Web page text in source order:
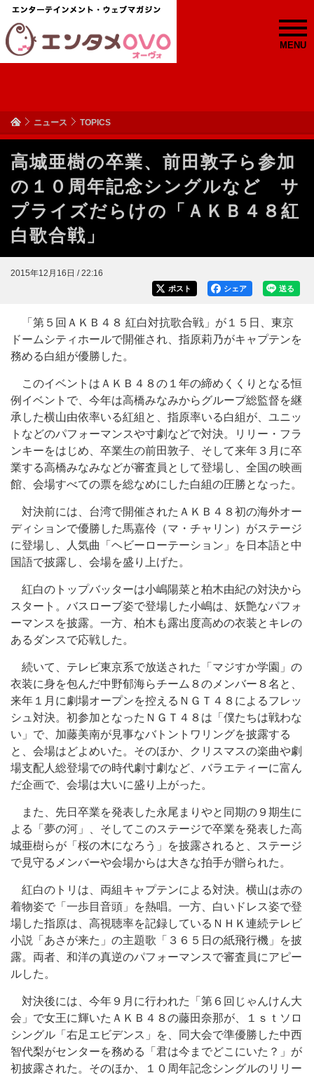
MENU
ニュース TOPICS
高城亜樹の卒業、前田敦子ら参加
の１０周年記念シングルなど サ
プライズだらけの「ＡＫＢ４８紅
白歌合戦」
2015年12月16日 / 22:16
送る
シェア
ポスト
「第５回ＡＫＢ４８ 紅白対抗歌合戦」が１５日、東京
ドームシティホールで開催され、指原莉乃がキャプテンを
務める白組が優勝した。
このイベントはＡＫＢ４８の１年の締めくくりとなる恒
例イベントで、今年は高橋みなみからグループ総監督を継
承した横山由依率いる紅組と、指原率いる白組が、ユニッ
トなどのパフォーマンスや寸劇などで対決。リリー・フラ
ンキーをはじめ、卒業生の前田敦子、そして来年３月に卒
業する高橋みなみなどが審査員として登場し、全国の映画
館、会場すべての票を総なめにした白組の圧勝となった。
対決前には、台湾で開催されたＡＫＢ４８初の海外オー
ディションで優勝した馬嘉伶（マ・チャリン）がステージ
に登場し、人気曲「ヘビーローテーション」を日本語と中
国語で披露し、会場を盛り上げた。
紅白のトップバッターは小嶋陽菜と柏木由紀の対決から
スタート。バスローブ姿で登場した小嶋は、妖艶なパフォ
ーマンスを披露。一方、柏木も露出度高めの衣装とキレの
あるダンスで応戦した。
続いて、テレビ東京系で放送された「マジすか学園」の
衣装に身を包んだ中野郁海らチーム８のメンバー８名と、
来年１月に劇場オープンを控えるＮＧＴ４８によるフレッ
シュ対決。初参加となったＮＧＴ４８は「僕たちは戦わな
い」で、加藤美南が見事なバトントワリングを披露する
と、会場はどよめいた。そのほか、クリスマスの楽曲や劇
場支配人総登場での時代劇寸劇など、バラエティーに富ん
だ企画で、会場は大いに盛り上がった。
また、先日卒業を発表した永尾まりやと同期の９期生に
よる「夢の河」、そしてこのステージで卒業を発表した高
城亜樹らが「桜の木になろう」を披露されると、ステージ
で見守るメンバーや会場からは大きな拍手が贈られた。
紅白のトリは、両組キャプテンによる対決。横山は赤の
着物姿で「一歩目音頭」を熱唱。一方、白いドレス姿で登
場した指原は、高視聴率を記録しているＮＨＫ連続テレビ
小説「あさが来た」の主題歌「３６５日の紙飛行機」を披
露。両者、和洋の真逆のパフォーマンスで審査員にアピー
ルした。
対決後には、今年９月に行われた「第６回じゃんけん大
会」で女王に輝いたＡＫＢ４８の藤田奈那が、１ｓｔソロ
シングル「右足エビデンス」を、同大会で準優勝した中西
智代梨がセンターを務める「君は今までどこにいた？」が
初披露された。そのほか、１０周年記念シングルのリリー